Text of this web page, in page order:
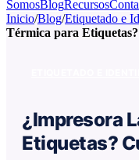
SomosBlogRecursos
Inicio/Blog/Etiquetado e
Térmica para
¿Impresora
Etiquetas?